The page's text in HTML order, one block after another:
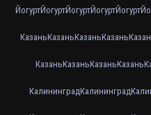
ЙогуртЙогуртЙогуртЙогуртЙогурт
КазаньКазаньКазаньКазань
КазаньКазаньКазаньКазань
КалининградКалининград